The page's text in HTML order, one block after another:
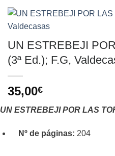
UN ESTREBEJI
(3ª Ed.); F.G,
35,00€
UN ESTREBEJI POR LAS
Nº de páginas: 204